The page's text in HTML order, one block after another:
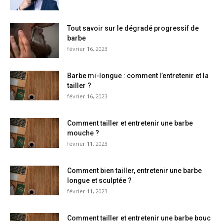
Tout savoir sur le dégradé progressif de
barbe
février 16, 2023
Barbe mi-longue : comment l’entretenir et la
tailler ?
février 16, 2023
Comment tailler et entretenir une barbe
mouche ?
février 11, 2023
Comment bien tailler, entretenir une barbe
longue et sculptée ?
février 11, 2023
Comment tailler et entretenir une barbe bouc